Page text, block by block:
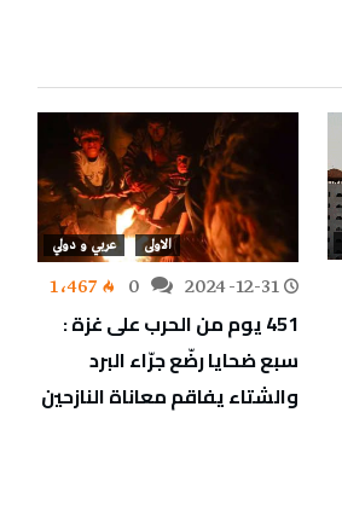
الاولى عربي و دولي
2024-12-31 1٬467
451 يوم من الحرب على غزة :
سبع ضحايا رضّع جرّاء البرد
والشتاء يفاقم معاناة النازحين